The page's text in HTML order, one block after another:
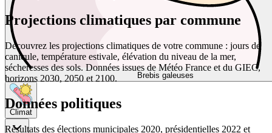
Brebis galeuses
Climat
Projections climatiques par commune
Découvrez les projections climatiques de votre commune : jours de
canicule, température estivale, élévation du niveau de la mer,
sécheresses des sols. Données issues de Météo France et du GIEC,
horizons 2030, 2050 et 2100.
Données politiques
Résultats des élections municipales 2020, présidentielles 2022 et